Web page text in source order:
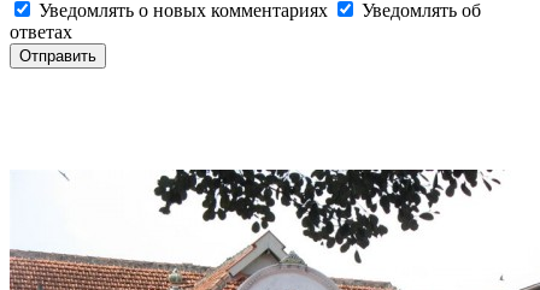
Уведомлять о новых комментариях
Уведомлять об
ответах
Отправить